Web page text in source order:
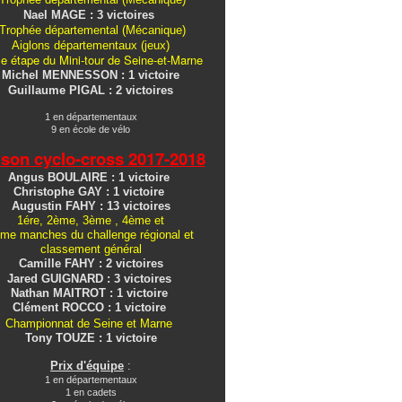
Nael MAGE : 3 victoires
Trophée départemental (Mécanique)
Aiglons départementaux (jeux)
étape du Mini-tour de Seine-et-Marne
Michel MENNESSON : 1 victoire
Guillaume PIGAL : 2 victoires
1 en départementaux
9 en école de vélo
cyclo-cross2017-2018
Angus BOULAIRE : 1 victoire
Christophe GAY : 1 victoire
Augustin FAHY : 13 victoires
1ére, 2ème, 3ème , 4ème et
manches du challenge régional et
classement général
Camille FAHY : 2 victoires
Jared GUIGNARD : 3 victoires
Nathan MAITROT : 1 victoire
Clément ROCCO : 1 victoire
Championnat de Seine et Marne
Tony TOUZE : 1 victoire
Prix d'équipe :
1 en départementaux
1 en cadets